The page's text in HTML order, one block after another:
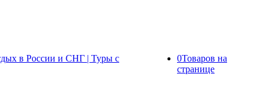
0Товаров на
странице